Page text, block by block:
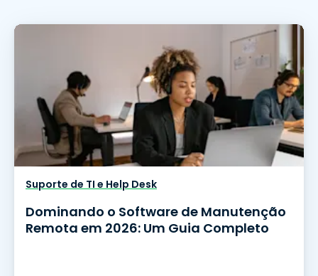
Suporte de TI e Help Desk
Dominando o Software de Manutenção
Remota em 2026: Um Guia Completo